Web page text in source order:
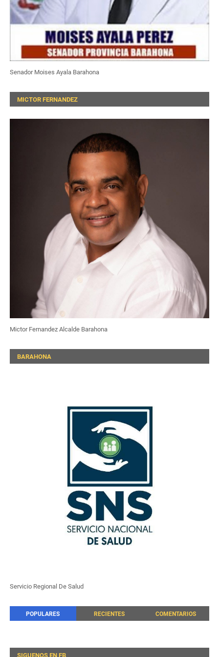
Senador Moises Ayala Barahona
MICTOR FERNANDEZ
Mictor Fernandez Alcalde Barahona
BARAHONA
Servicio Regional De Salud
POPULARES RECIENTES COMENTARIOS
SIGUENOS EN FB